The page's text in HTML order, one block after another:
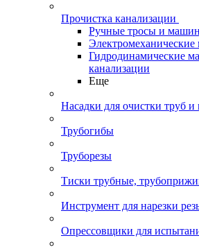
Прочистка канализации
Ручные тросы и
Гидродинамические
канализации
Еще
Насадки для очистки труб и
Трубогибы
Труборезы
Тиски трубные,
Инструмент для нарезки
Опрессовщики для